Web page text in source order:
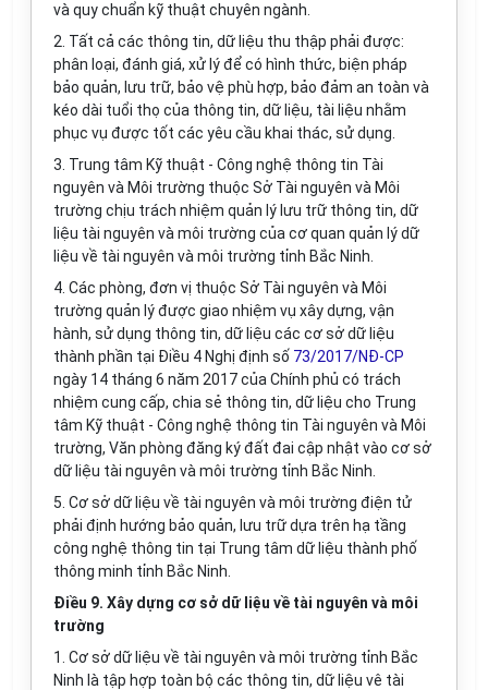
và quy chuẩn kỹ thuật chuyên ngành.
2. Tất cả các thông tin, dữ liệu thu thập phải được:
phân loại, đánh giá, xử lý đểcó hình thức, biện pháp
bảo quản, lưu trữ, bảo vệ phù hợp, bảo đảm an toàn và
kéo dài tuổi thọ của thông tin, dữ liệu, tài liệu nhằm
phục vụ được tốt các yêu cầu khai thác, sử dụng.
3. Trung tâm Kỹ thuật - Công nghệ thông tin Tài
nguyên và Môi trường thuộc Sở Tài nguyên và Môi
trường chịu trách nhiệm quản lý lưu trữ thông tin, dữ
liệu tài nguyên và môi trường của cơ quan quản lý dữ
liệu về tài nguyên và môi trường tỉnh Bắc Ninh.
4. Các phòng, đơn vị thuộc Sở Tài nguyên và Môi
trường quản lý được giao nhiệm vụ xây dựng, vận
hành, sử dụng thông tin, dữ liệu các cơ sở dữ liệu
thành phần tại Điều 4 Nghị định số 73/2017/NĐ-CP
ngày 14 tháng 6 năm 2017 của Chính phủ có trách
nhiệm cung cấp, chia sẻ thông tin, dữ liệu cho Trung
tâm Kỹ thuật - Công nghệ thông tin Tài nguyên và Môi
trường, Văn phòng đăng ký đất đai cập nhật vào cơ sở
dữ liệu tài nguyên và môi trường tỉnh Bắc Ninh.
5. Cơ sở dữ liệu về tài nguyên và môi trường điện tử
phải định hướng bảo quản, lưu trữ dựa trên hạ tầng
công nghệ thông tin tại Trung tâm dữ liệu thành phố
thông minh tỉnh Bắc Ninh.
Điều 9. Xây dựng cơ sở dữ liệu về tài nguyên và môi
trường
1. Cơ sở dữ liệu về tài nguyên và môi trường tỉnh Bắc
Ninh là tập hợp toàn bộ các thông tin, dữ liệu vê tài